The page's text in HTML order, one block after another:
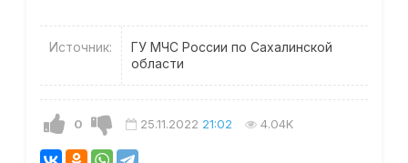
Источник:
ГУ МЧС России по Сахалинской
области
0 25.11.2022 21:02 4.04K